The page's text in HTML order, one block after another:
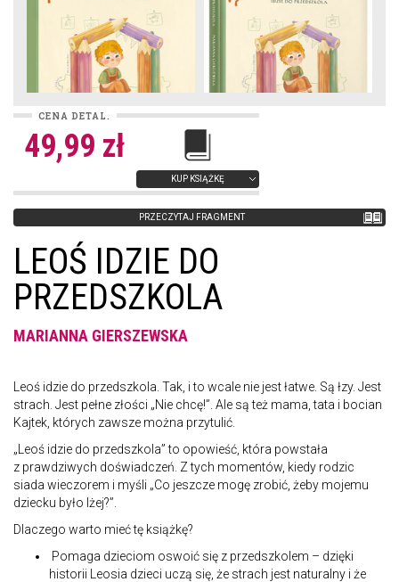
CENA DETAL.
49,99 zł
KUP KSIĄŻKĘ
PRZECZYTAJ FRAGMENT
LEOŚ IDZIE DO
PRZEDSZKOLA
MARIANNA GIERSZEWSKA
Leoś idzie do przedszkola. Tak, i to wcale nie jest łatwe. Są łzy. Jest
strach. Jest pełne złości „Nie chcę!”. Ale są też mama, tata i bocian
Kajtek, których zawsze można przytulić.
„Leoś idzie do przedszkola” to opowieść, która powstała
z prawdziwych doświadczeń. Z tych momentów, kiedy rodzic
siada wieczorem i myśli „Co jeszcze mogę zrobić, żeby mojemu
dziecku było lżej?”.
Dlaczego warto mieć tę książkę?
Pomaga dzieciom oswoić się z przedszkolem – dzięki
historii Leosia dzieci uczą się, że strach jest naturalny i że